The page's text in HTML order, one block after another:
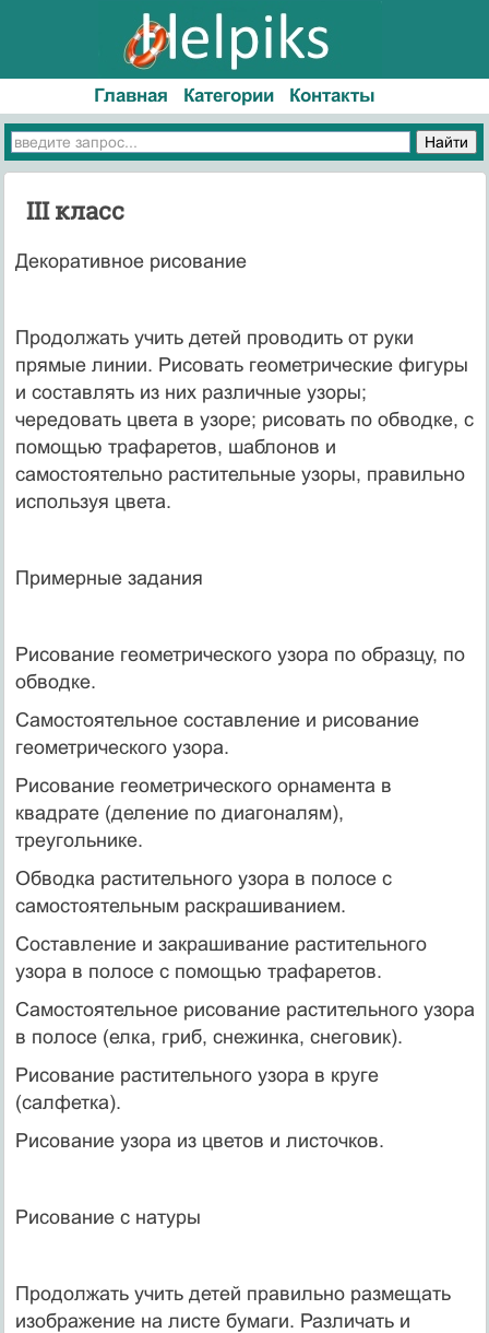
Главная Категории Контакты
III класс
Декоративное рисование
Продолжать учить детей проводить от руки
прямые линии. Рисовать геометрические фигуры
и составлять из них различные узоры;
чередовать цвета в узоре; рисовать по обводке, с
помощью трафаретов, шаблонов и
самостоятельно растительные узоры, правильно
используя цвета.
Примерные задания
Рисование геометрического узора по образцу, по
обводке.
Самостоятельное составление и рисование
геометрического узора.
Рисование геометрического орнамента в
квадрате (деление по диагоналям),
треугольнике.
Обводка растительного узора в полосе с
самостоятельным раскрашиванием.
Составление и закрашивание растительного
узора в полосе с помощью трафаретов.
Самостоятельное рисование растительного узора
в полосе (елка, гриб, снежинка, снеговик).
Рисование растительного узора в круге
(салфетка).
Рисование узора из цветов и листочков.
Рисование с натуры
Продолжать учить детей правильно размещать
изображение на листе бумаги. Различать и